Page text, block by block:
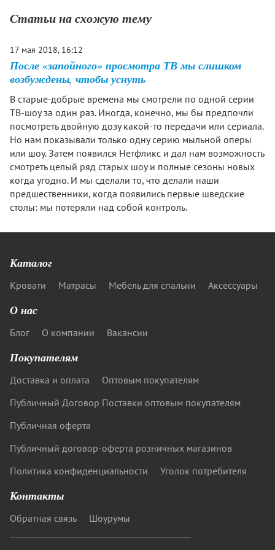
Статьи на схожую тему
17 мая 2018, 16:12
После «запойного» просмотра ТВ мы слишком
возбуждены, чтобы уснуть
В старые-добрые времена мы смотрели по одной серии
ТВ-шоу за один раз. Иногда, конечно, мы бы предпочли
посмотреть двойную дозу какой-то передачи или сериала.
Но нам показывали только одну серию мыльной оперы
или шоу. Затем появился Нетфликс и дал нам возможность
смотреть целый ряд старых шоу и полные сезоны новых
когда угодно. И мы cделали то, что делали наши
предшественники, когда появились первые шведские
столы: мы потеряли над собой контроль.
Каталог
Кровати Матрасы Мебель для спальни Аксессуары
О нас
Блог О компании Вакансии
Покупателям
Доставка и оплата
Оптовым покупателям
Публичный Договор Поставки оптовым покупателям
Публичная оферта
Публичный договор-оферта розничных магазинов
Политика конфиденциальности
Уголок потребителя
Контакты
Обратная связь Шоурумы